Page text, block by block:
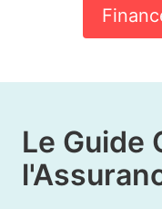
Le Guide